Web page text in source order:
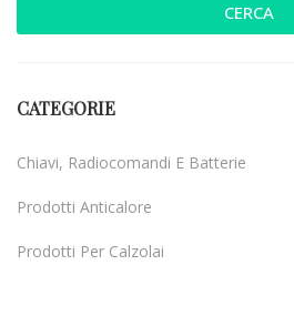
CERCA
CATEGORIE
Chiavi, Radiocomandi E Batterie
Prodotti Anticalore
Prodotti Per Calzolai